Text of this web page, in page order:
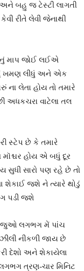
અને બહુ જ ટેસ્ટી લાગતી
રીતે લેવી જેનાથી
નું માપ જોઈ લઈએ
ખમણ લીધું અને એક
ના લેતા હોય તો તમારે
અધકચરા વાટેલા તલ
સ્ટેપ છે કે તમારે
હોય એ બધું દૂર
સારો પણ રહે છે તો
શેકાઈ જશે ને ત્યારે થોડું
પડી જશે
જુઓ લગભગ મેં પાંચ
નીકળી જાય છે
દેશો અને શેકાયેલા
ત્રણ-ચાર મિનિટ